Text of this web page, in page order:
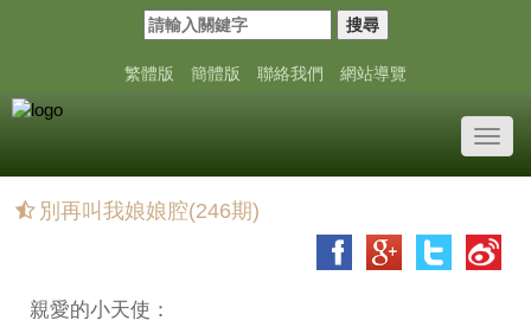
搜尋
繁體版 簡體版 聯絡我們 網站導覽
別再叫我娘娘腔(246期)
親愛的小天使：